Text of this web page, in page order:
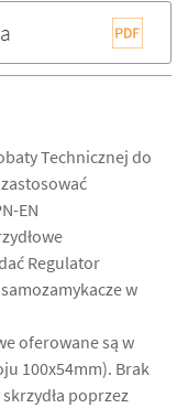
Technicznej do
EN
Regulator
w
oferowane są w
100x54mm). Brak
poprzez